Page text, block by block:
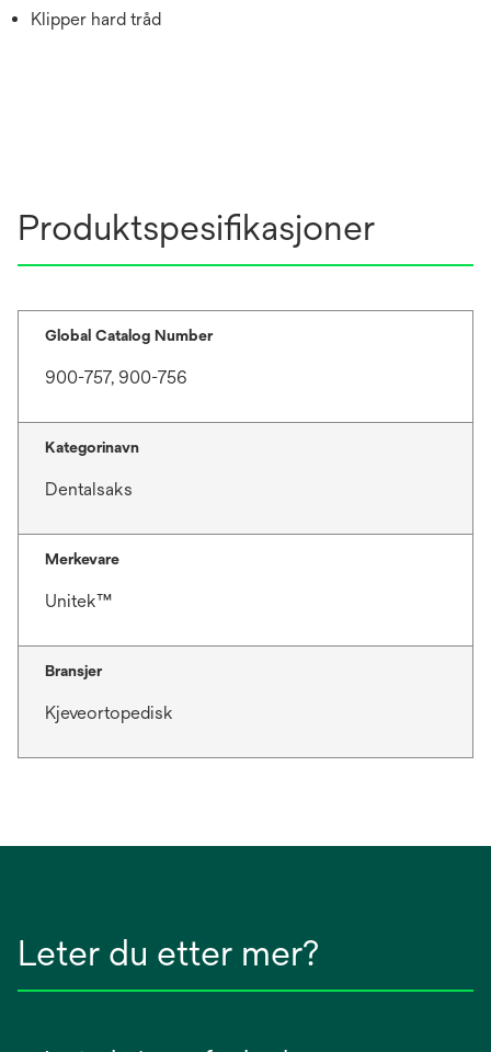
Klipper hard tråd
Produktspesifikasjoner
Global Catalog Number
900-757, 900-756
Kategorinavn
Dentalsaks
Merkevare
Unitek™
Bransjer
Kjeveortopedisk
Leter du etter mer?